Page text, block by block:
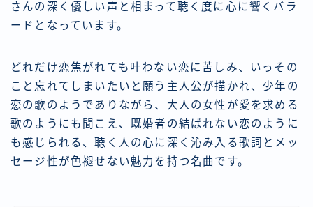
さんの深く優しい声と相まって聴く度に心に響くバラ
ードとなっています。
どれだけ恋焦がれても叶わない恋に苦しみ、いっその
こと忘れてしまいたいと願う主人公が描かれ、少年の
恋の歌のようでありながら、大人の女性が愛を求める
歌のようにも聞こえ、既婚者の結ばれない恋のように
も感じられる、聴く人の心に深く沁み入る歌詞とメッ
セージ性が色褪せない魅力を持つ名曲です。